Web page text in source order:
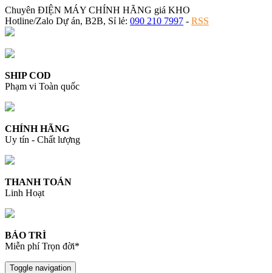
Chuyên ĐIỆN MÁY CHÍNH HÃNG giá KHO
Hotline/Zalo Dự án, B2B, Sỉ lẻ: 090 210 7997 - RSS
SHIP COD
Phạm vi Toàn quốc
CHÍNH HÃNG
Uy tín - Chất lượng
THANH TOÁN
Linh Hoạt
BẢO TRÌ
Miễn phí Trọn đời*
Toggle navigation